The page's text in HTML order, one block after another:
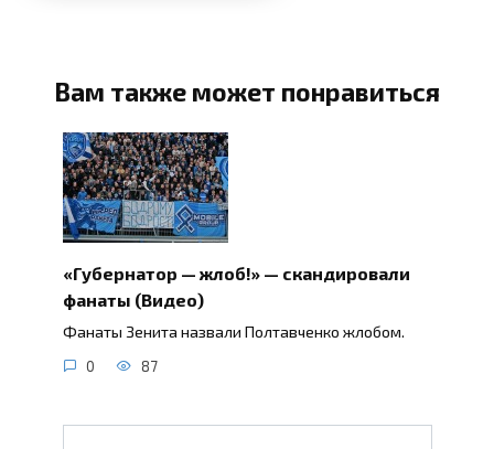
Вам также может понравиться
«Губернатор — жлоб!» — скандировали
фанаты (Видео)
Фанаты Зенита назвали Полтавченко жлобом.
0 87